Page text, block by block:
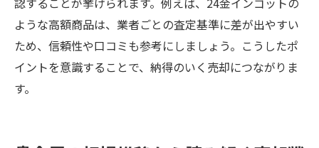
ような高額商品は、業者ごとの査定基準に差が出やすい
ため、信頼性や口コミも参考にしましょう。こうしたポ
イントを意識することで、納得のいく売却につながりま
す。